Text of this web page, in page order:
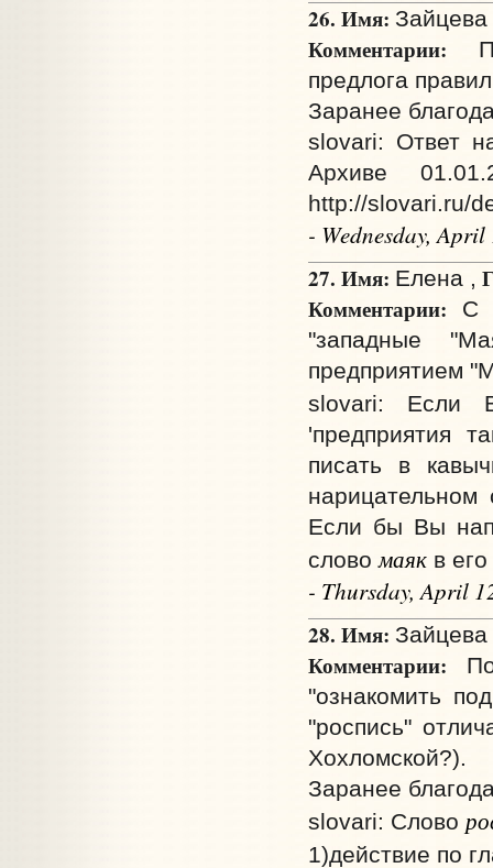
26. Имя:
Комментарии:
предлога
Заранее
slovari: Ответ
Архиве
http://slovari.ru/
- Wednesday,
27. Имя: Елена ,
Комментарии: С
"западные
предприятием
slovari: Если
'предприятия
писать в
Если бы Вы
словомаякв его
- Thursday, April
28. Имя:
Комментарии:
"ознакомить
"роспись"
Хохломской?).
Заранее
slovari: Слово
1)действие по